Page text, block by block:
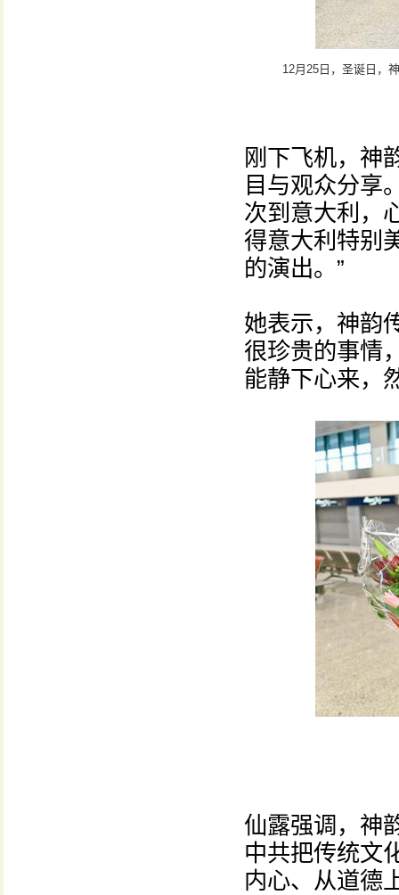
12月25日，圣诞日，
刚下飞机，神
目与观众分享
次到意大利，
得意大利特别
的演出。”
她表示，神韵
很珍贵的事情
能静下心来，
仙露强调，神
中共把传统文
内心、从道德